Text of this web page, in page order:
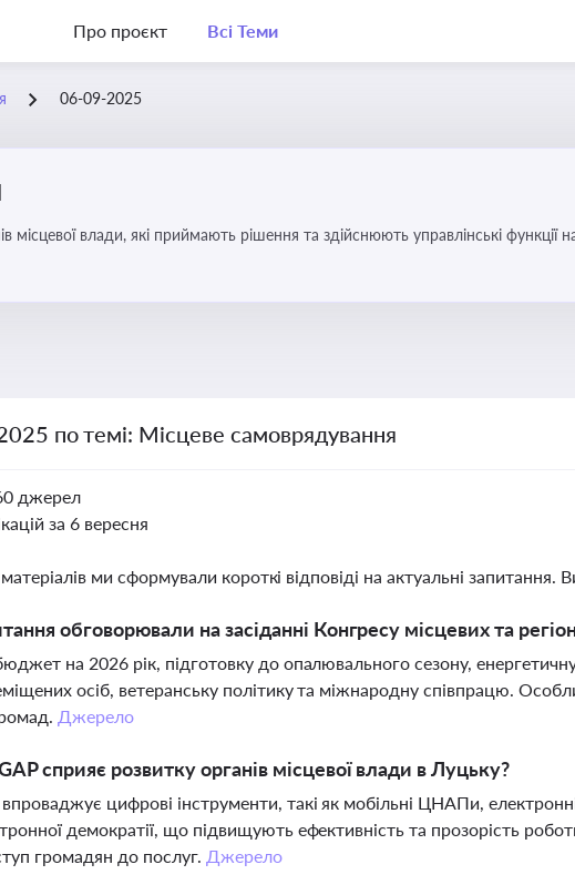
Про проєкт Всі Теми
06-09-2025
місцевої влади, які приймають рішення та здійснюють управлінські функції на
по темі: Місцеве самоврядування
джерел
за 6 вересня
ми сформували короткі відповіді на актуальні запитання.
обговорювали на засіданні Конгресу місцевих та
на 2026 рік, підготовку до опалювального сезону, енергетичну
осіб, ветеранську політику та міжнародну співпрацю.
Джерело
сприяє розвитку органів місцевої влади в Луцьку?
цифрові інструменти, такі як мобільні ЦНАПи,
демократії, що підвищують ефективність та прозорість
громадян до послуг. Джерело